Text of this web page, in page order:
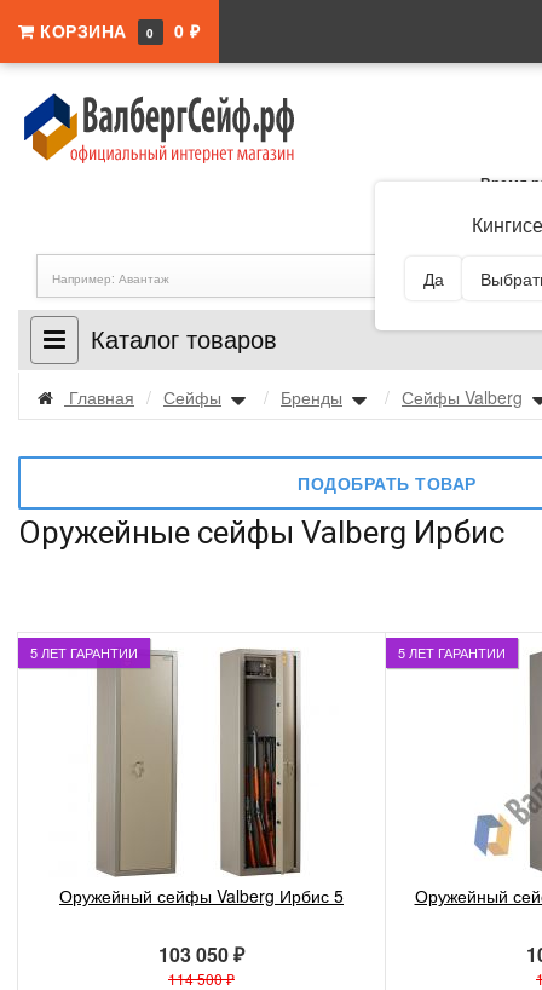
КОРЗИНА 0 0 ₽
Да
Время
Каталог товаров
Главная / Сейфы / Бренды / Сейфы Valberg
ПОДОБРАТЬ ТОВАР
Оружейные сейфы Valberg Ирбис
5 ЛЕТ ГАРАНТИИ
Оружейный сейфы Valberg Ирбис 5
103 050 ₽
114 500 ₽
5 ЛЕТ ГАРАНТИИ
Оружейный